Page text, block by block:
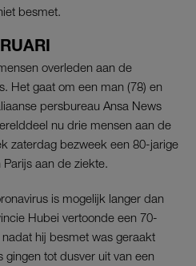
besmet.
overleden aan de
Het gaat om een man (78) en
persbureau Ansa News
nu drie mensen aan de
zaterdag bezweek een 80-jarige
aan de ziekte.
is mogelijk langer dan
Hubei vertoonde een 70-
hij besmet was geraakt
gingen tot dusver uit van een